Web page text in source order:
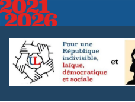
Aller
au
contenu